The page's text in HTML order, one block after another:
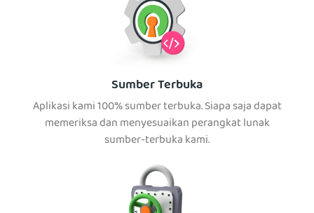
Sumber Terbuka
Aplikasi kami 100% sumber terbuka. Siapa saja dapat
memeriksa dan menyesuaikan perangkat lunak
sumber-terbuka kami.